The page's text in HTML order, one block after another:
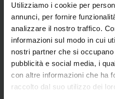
Utilizziamo i cookie per
annunci, per fornire
analizzare il nostro traffico.
informazioni sul modo in cui
nostri partner che si
pubblicità e social media, i
con altre informazioni che ha
raccolto dal suo utilizzo dei
continuamente il
macchine e quando
di funzionare l’altro
quello di garantire un
Quali sono i vantaggi di
Cluster”?